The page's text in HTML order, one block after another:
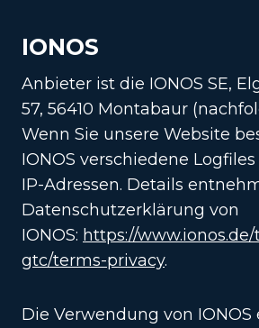
IONOS
Anbieter ist die IONOS SE,
57, 56410 Montabaur
Wenn Sie unsere Website
IONOS verschiedene
IP-Adressen. Details
Datenschutzerklärung von
IONOS: https://
gtc/terms-privacy.
Die Verwendung von